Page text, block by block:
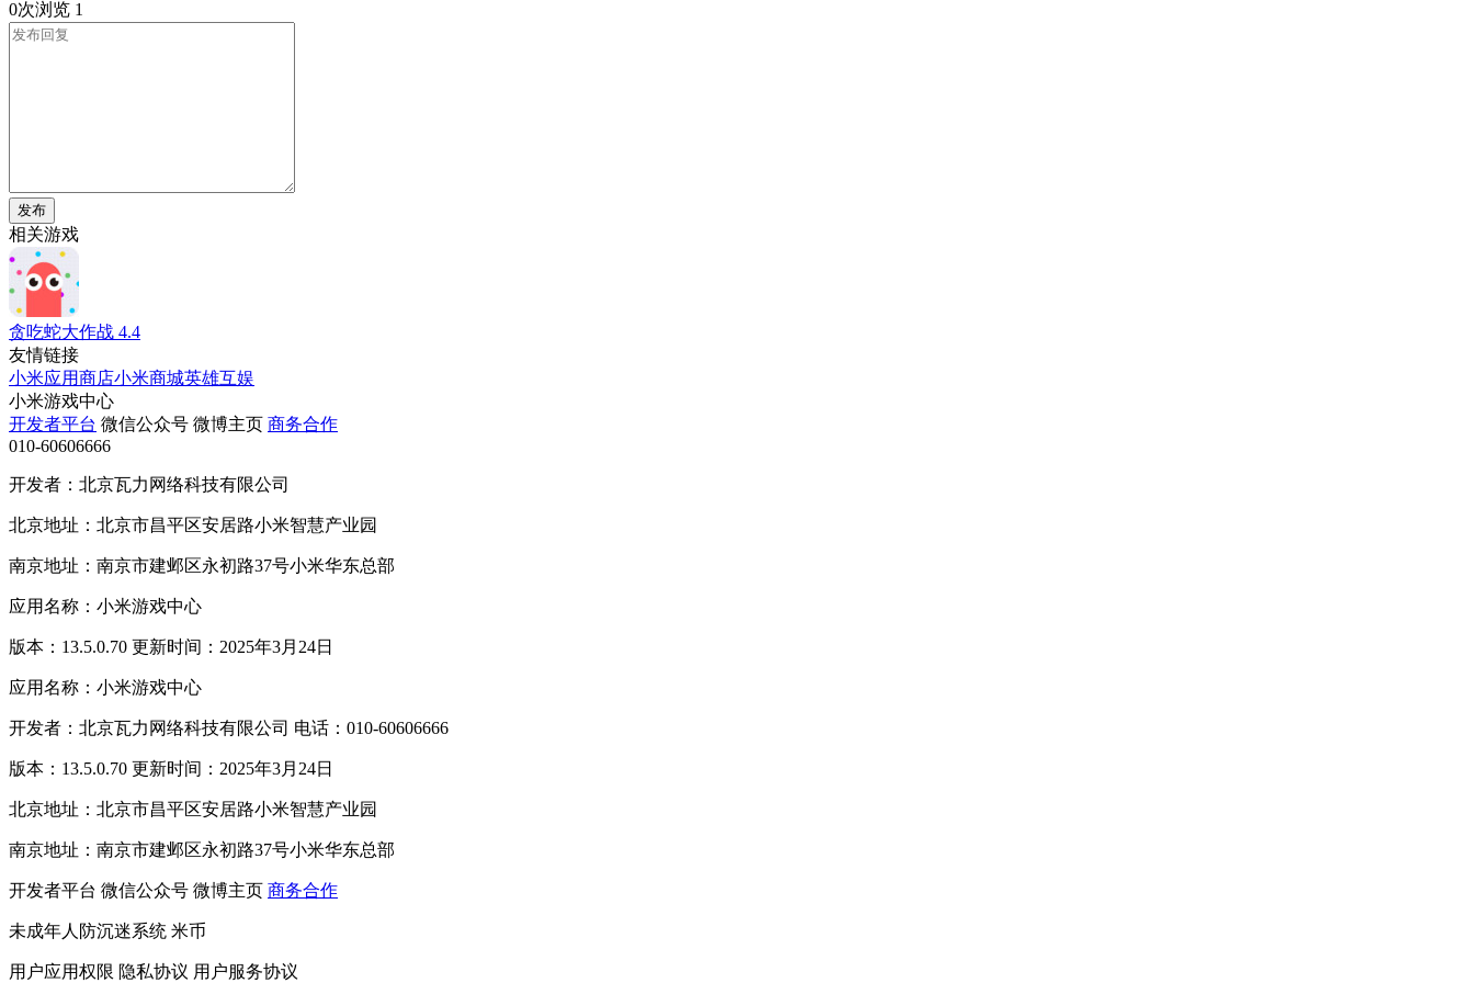
0次浏览 1
发布
相关游戏
贪吃蛇大作战 4.4
友情链接
小米应用商店小米商城英雄互娱
小米游戏中心
开发者平台 微信公众号 微博主页 商务合作
010-60606666
开发者：北京瓦力网络科技有限公司
北京地址：北京市昌平区安居路小米智慧产业园
南京地址：南京市建邺区永初路37号小米华东总部
应用名称：小米游戏中心
版本：13.5.0.70 更新时间：2025年3月24日
应用名称：小米游戏中心
开发者：北京瓦力网络科技有限公司 电话：010-60606666
版本：13.5.0.70 更新时间：2025年3月24日
北京地址：北京市昌平区安居路小米智慧产业园
南京地址：南京市建邺区永初路37号小米华东总部
开发者平台 微信公众号 微博主页 商务合作
未成年人防沉迷系统 米币
用户应用权限 隐私协议 用户服务协议